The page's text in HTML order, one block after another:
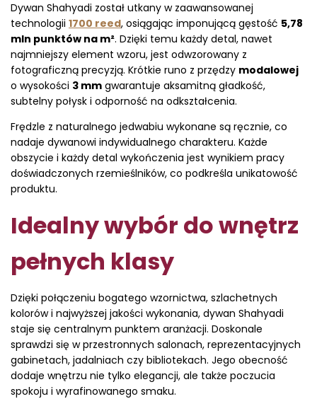
Dywan Shahyadi został utkany w zaawansowanej
technologii 1700 reed, osiągając imponującą gęstość 5,78
mln punktów na m². Dzięki temu każdy detal, nawet
najmniejszy element wzoru, jest odwzorowany z
fotograficzną precyzją. Krótkie runo z przędzy modalowej
o wysokości 3 mm gwarantuje aksamitną gładkość,
subtelny połysk i odporność na odkształcenia.
Frędzle z naturalnego jedwabiu wykonane są ręcznie, co
nadaje dywanowi indywidualnego charakteru. Każde
obszycie i każdy detal wykończenia jest wynikiem pracy
doświadczonych rzemieślników, co podkreśla unikatowość
produktu.
Idealny wybór do wnętrz
pełnych klasy
Dzięki połączeniu bogatego wzornictwa, szlachetnych
kolorów i najwyższej jakości wykonania, dywan Shahyadi
staje się centralnym punktem aranżacji. Doskonale
sprawdzi się w przestronnych salonach, reprezentacyjnych
gabinetach, jadalniach czy bibliotekach. Jego obecność
dodaje wnętrzu nie tylko elegancji, ale także poczucia
spokoju i wyrafinowanego smaku.